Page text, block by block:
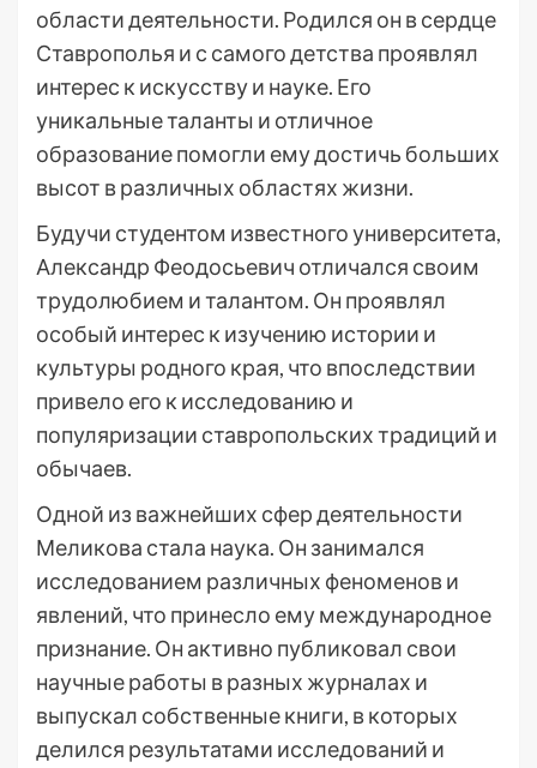
области деятельности. Родился он в сердце
Ставрополья и с самого детства проявлял
интерес к искусству и науке. Его
уникальные таланты и отличное
образование помогли ему достичь больших
высот в различных областях жизни.
Будучи студентом известного университета,
Александр Феодосьевич отличался своим
трудолюбием и талантом. Он проявлял
особый интерес к изучению истории и
культуры родного края, что впоследствии
привело его к исследованию и
популяризации ставропольских традиций и
обычаев.
Одной из важнейших сфер деятельности
Меликова стала наука. Он занимался
исследованием различных феноменов и
явлений, что принесло ему международное
признание. Он активно публиковал свои
научные работы в разных журналах и
выпускал собственные книги, в которых
делился результатами исследований и